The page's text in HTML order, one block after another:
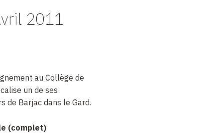
2011
au Collège de
un de ses
de Barjac dans le Gard.
(complet)